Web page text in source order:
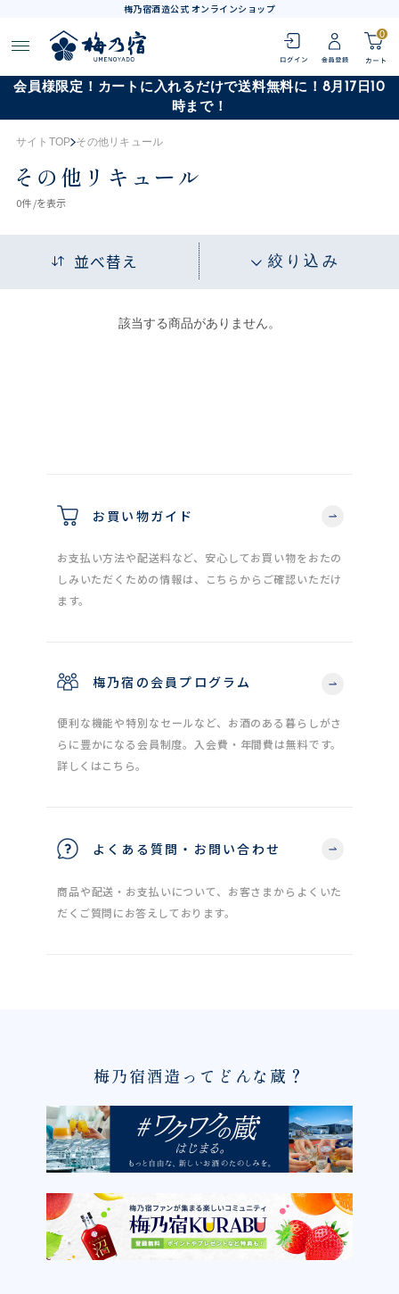
梅乃宿酒造公式 オンラインショップ
0
会員様限定！カートに入れるだけで送料無料に！8月17日10
時まで！
サイトTOP その他リキュール
その他リキュール
0件 /を表示
並べ替え 絞り込み
該当する商品がありません。
お買い物ガイド
お支払い方法や配送料など、安心してお買い物をおたの
しみいただくための情報は、こちらからご確認いただけ
ます。
梅乃宿の会員プログラム
便利な機能や特別なセールなど、お酒のある暮らしがさ
らに豊かになる会員制度。入会費・年間費は無料です。
詳しくはこちら。
よくある質問・お問い合わせ
商品や配送・お支払いについて、お客さまからよくいた
だくご質問にお答えしております。
梅乃宿酒造ってどんな蔵？